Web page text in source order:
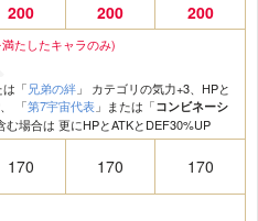
200 200 200
たしたキャラのみ)
は「兄弟の絆 」 カテゴリの気力+3、HPと
「第7宇宙代表 」または「コンビネーシ
む場合は 更にHPとATKとDEF30%UP
170 170 170